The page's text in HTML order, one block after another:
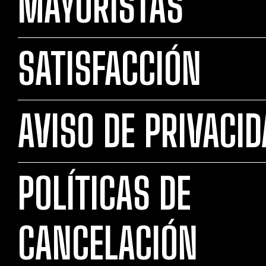
SATISFACCIÓN
AVISO DE
POLÍTICAS DE
CANCELACIÓN